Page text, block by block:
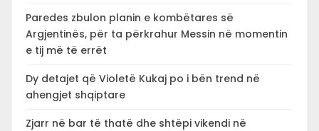
Paredes zbulon planin e kombëtares së
Argjentinës, për ta përkrahur Messin në momentin
e tij më të errët
Dy detajet që Violetë Kukaj po i bën trend në
ahengjet shqiptare
Zjarr në bar të thatë dhe shtëpi vikendi në